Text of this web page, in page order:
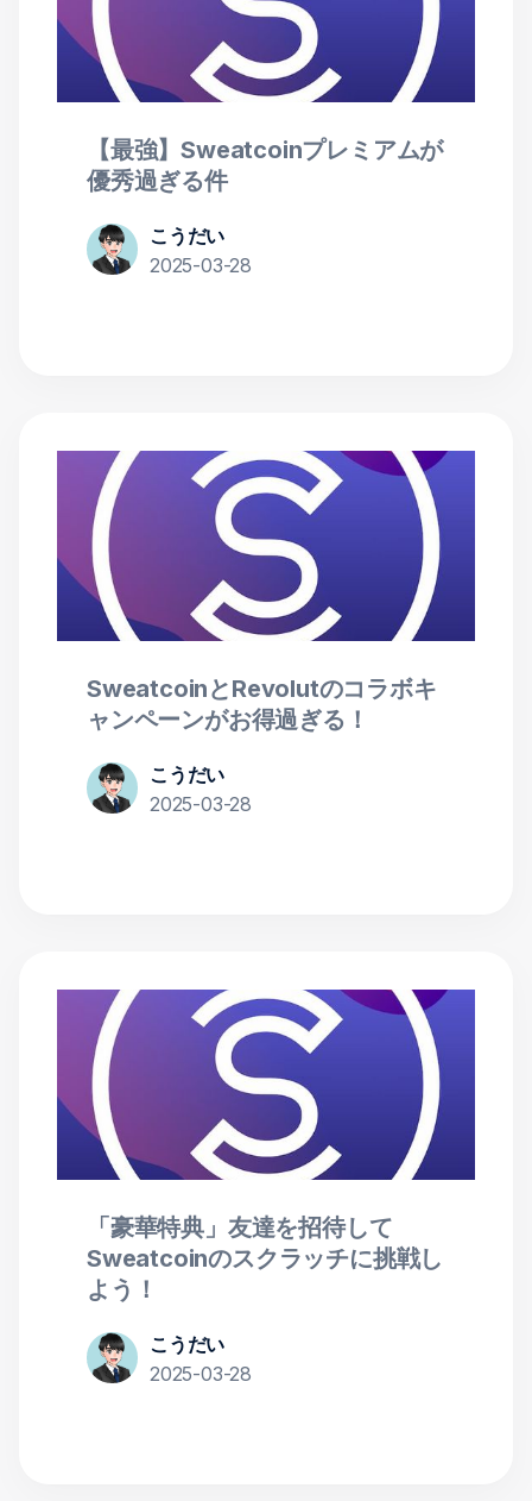
【最強】Sweatcoinプレミアムが
優秀過ぎる件
こうだい
2025-03-28
SweatcoinとRevolutのコラボキ
ャンペーンがお得過ぎる！
こうだい
2025-03-28
「豪華特典」友達を招待して
Sweatcoinのスクラッチに挑戦し
よう！
こうだい
2025-03-28